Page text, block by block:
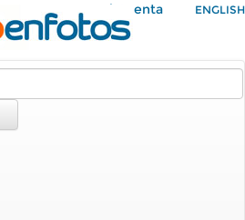
Mi Cuenta ENGLISH